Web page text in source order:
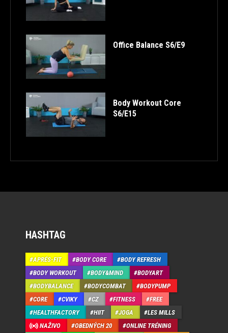
Office Balance S6/E9
Body Workout Core
S6/E15
HASHTAG
APRÉS-FIT BODY CORE
BODY REFRESH
BODY WORKOUT
BODY&MIND
BODYART
BODYBALANCE
BODYCOMBAT
BODYPUMP
CORE
CVIKY CZ FITNESS
FREE
HEALTHFACTORY
HIIT JOGA
LES MILLS
NAŽIVO
OBEDNÝCH 20
ONLINE TRÉNING